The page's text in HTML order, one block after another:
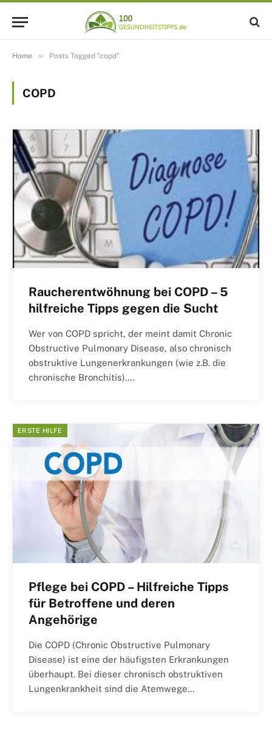
Home » Posts Tagged "copd"
COPD
Raucherentwöhnung bei COPD – 5
hilfreiche Tipps gegen die Sucht
Wer von COPD spricht, der meint damit Chronic
Obstructive Pulmonary Disease, also chronisch
obstruktive Lungenerkrankungen (wie z.B. die
chronische Bronchitis).…
ERSTE HILFE
Pflege bei COPD – Hilfreiche Tipps
für Betroffene und deren
Angehörige
Die COPD (Chronic Obstructive Pulmonary
Disease) ist eine der häufigsten Erkrankungen
überhaupt. Bei dieser chronisch obstruktiven
Lungenkrankheit sind die Atemwege…